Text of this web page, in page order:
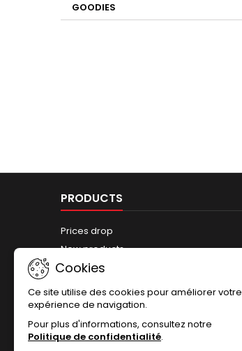
GOODIES
PRODUCTS
Prices drop
New products
Best sales
Cookies
Ce site utilise des cookies pour améliorer votre
expérience de navigation.
Pour plus d'informations, consultez notre
Politique de confidentialité.